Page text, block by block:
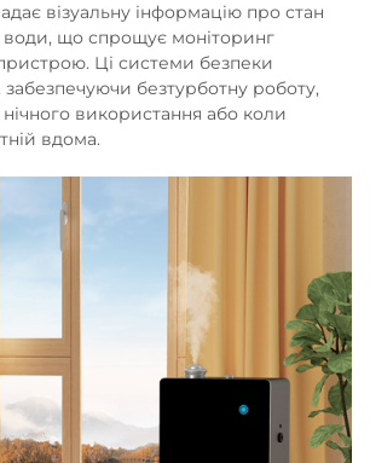
візуальну інформацію про стан
води, що спрощує моніторинг
Ці системи безпеки
безтурботну роботу,
використання або коли
вдома.